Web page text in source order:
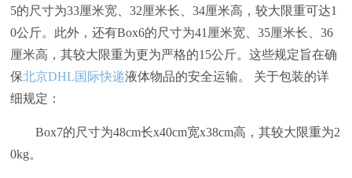
5的尺寸为33厘米宽、32厘米长、34厘米高，较大限重可达1
0公斤。此外，还有Box6的尺寸为41厘米宽、35厘米长、36
厘米高，其较大限重为更为严格的15公斤。这些规定旨在确
保北京DHL国际快递液体物品的安全运输。 关于包装的详
细规定：
Box7的尺寸为48cm长x40cm宽x38cm高，其较大限重为2
0kg。